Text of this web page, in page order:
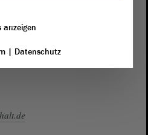
anzeigen
| Datenschutz